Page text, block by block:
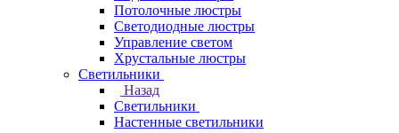
Потолочные люстры
Светодиодные люстры
Управление светом
Хрустальные люстры
Светильники
Назад
Светильники
Настенные светильники